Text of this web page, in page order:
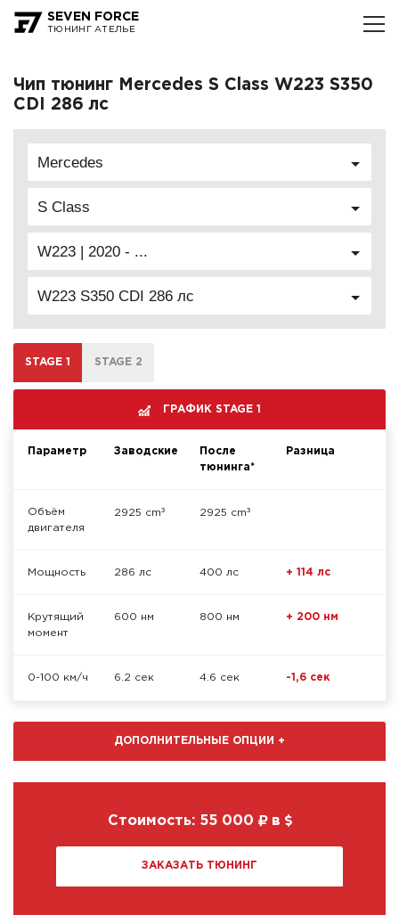
SEVEN FORCE
ТЮНИНГ АТЕЛЬЕ
Чип тюнинг Mercedes S Class W223 S350
CDI 286 лс
Mercedes
S Class
W223 | 2020 - ...
W223 S350 CDI 286 лс
STAGE 1 STAGE 2
ГРАФИК STAGE 1
Параметр Заводские
После
тюнинга*
Разница
Объём
двигателя
2925 cm³ 2925 cm³
Мощность 286 лс 400 лс + 114 лс
Крутящий
момент
600 нм 800 нм + 200 нм
0-100 км/ч 6.2 сек 4.6 сек -1,6 сек
ДОПОЛНИТЕЛЬНЫЕ ОПЦИИ +
Стоимость: 55 000 в
ЗАКАЗАТЬ ТЮНИНГ